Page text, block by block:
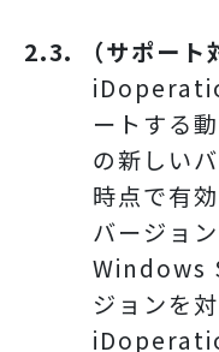
2.3. （サポート
ートする
の新しい
時点で有
バージョ
Windows
ジョンを